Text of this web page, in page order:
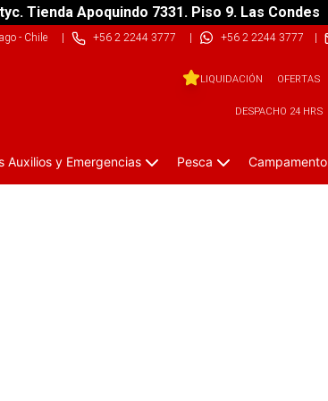
Tienda Apoquindo 7331. Piso 9. Las Condes
- Chile| +56 2 2244 3777 | +56 2 2244 3777 |
LIQUIDACIÓN OFERTAS
DESPACHO 24 HRS
Auxilios y Emergencias Pesca Campamento